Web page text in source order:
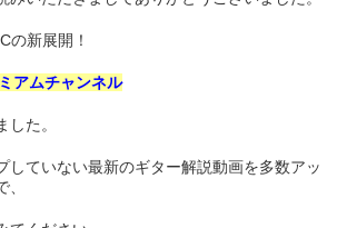
の新展開！
アムチャンネル
した。
していない最新のギター解説動画を多数アッ